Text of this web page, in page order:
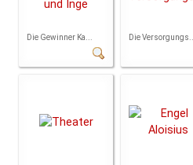
Die Gewinner Ka... Die Versorgungs...